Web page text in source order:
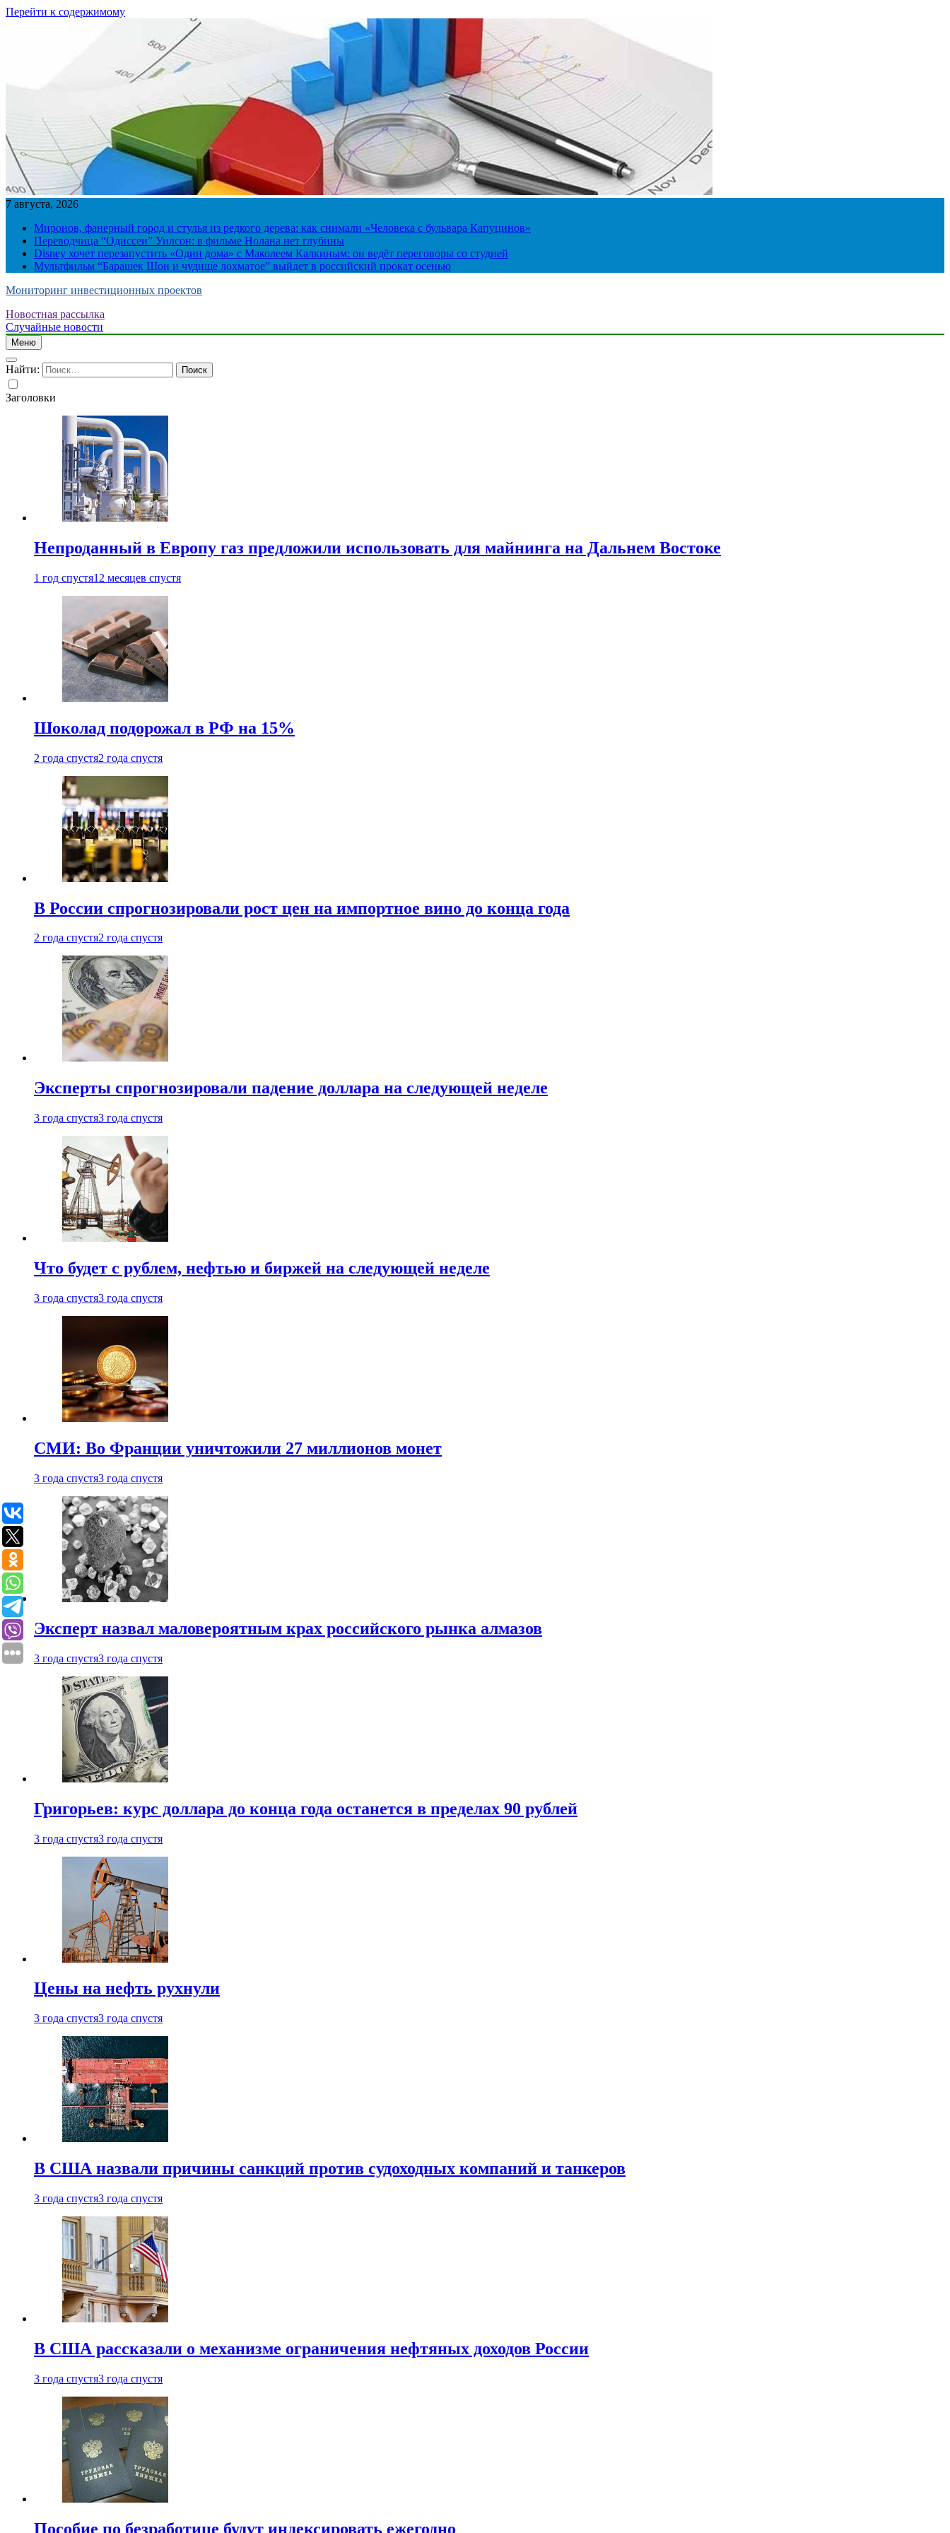
Перейти к содержимому
7 августа, 2026
Миронов, фанерный город и стулья из редкого дерева: как снимали «Человека с бульвара Капуцинов»
Переводчица “Одиссеи” Уилсон: в фильме Нолана нет глубины
Disney хочет перезапустить «Один дома» с Маколеем Калкиным: он ведёт переговоры со студией
Мультфильм “Барашек Шон и чудище лохматое” выйдет в российский прокат осенью
Мониторинг инвестиционных проектов
Новостная рассылка
Случайные новости
Меню
Найти:
Заголовки
Непроданный в Европу газ предложили использовать для майнинга на Дальнем Востоке
1 год спустя12 месяцев спустя
Шоколад подорожал в РФ на 15%
2 года спустя2 года спустя
В России спрогнозировали рост цен на импортное вино до конца года
2 года спустя2 года спустя
Эксперты спрогнозировали падение доллара на следующей неделе
3 года спустя3 года спустя
Что будет с рублем, нефтью и биржей на следующей неделе
3 года спустя3 года спустя
СМИ: Во Франции уничтожили 27 миллионов монет
3 года спустя3 года спустя
Эксперт назвал маловероятным крах российского рынка алмазов
3 года спустя3 года спустя
Григорьев: курс доллара до конца года останется в пределах 90 рублей
3 года спустя3 года спустя
Цены на нефть рухнули
3 года спустя3 года спустя
В США назвали причины санкций против судоходных компаний и танкеров
3 года спустя3 года спустя
В США рассказали о механизме ограничения нефтяных доходов России
3 года спустя3 года спустя
Пособие по безработице будут индексировать ежегодно